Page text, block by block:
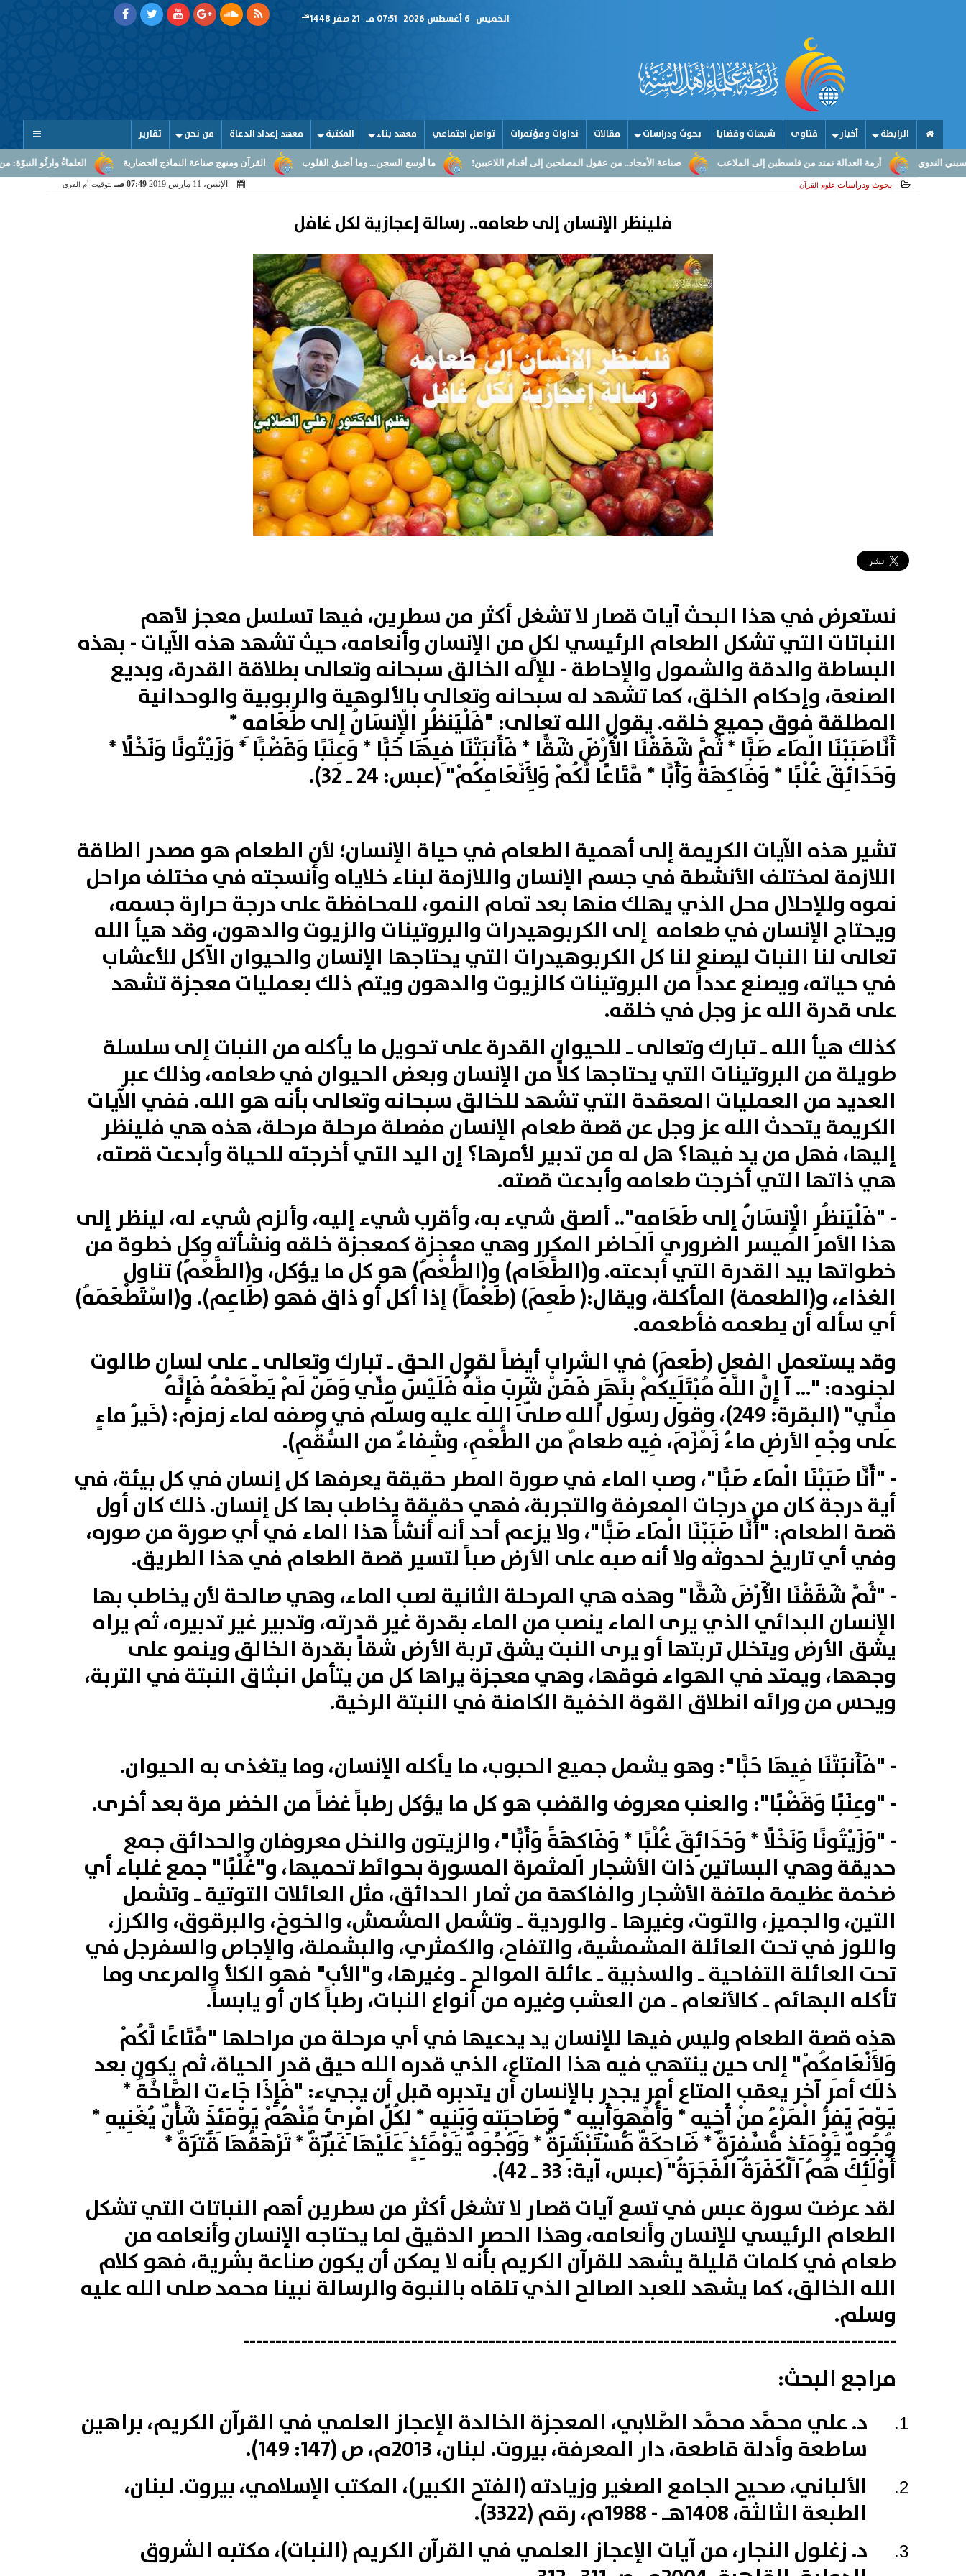
الخميس 07:51 مـ هـ
الرابطة أخبار فتاوى شبهات وقضايا بحوث ودراسات مقالات نداوات ومؤتمرات تواصل اجتماعي معهد بناء المكتبة معهد إعداد الدعاة من نحن تقارير
العلماءُ وارثُو النبوّة: من بلاغ القرآن ومنهج صناعة النماذج الحضارية ما أوسع السجن... وما أضيق القلوب صناعة الأمجاد.. من عقول المصلحين إلى أقدام اللاعبين! أزمة العدالة تمتد من فلسطين إلى الملاعب
بحوث ودراسات علوم القرآن الإثنين، 11 مارس 2019 07:49 صـ بتوقيت أم القرى
فلينظر الإنسان إلى طعامه.. رسالة إعجازية لكل غافل
نستعرض في هذا البحث آيات قصار لا تشغل أكثر من سطرين، فيها تسلسل معجز لأهم
النباتات التي تشكل الطعام الرئيسي لكلٍ من الإنسان وأنعامه، حيث تشهد هذه الآيات - بهذه
البساطة‏ والدقة‏‏ والشمول‏ والإحاطة‏ - للإله الخالق سبحانه وتعالى بطلاقة القدرة، وبديع
الصنعة، وإحكام الخلق، كما تشهد له سبحانه وتعالى بالألوهية والربوبية والوحدانية
المطلقة فوق جميع خلقه. يقول الله تعالى: "فَلْيَنظُرِالْإِنسَانُإلىطَعَامِهِ *
أَنَّاصَبَبْنَا الْمَاءصَبًّا * ثُمَّشَقَقْنَا الْأَرْضَشَقًّا * فَأَنبَتْنَا فِيهَا حَبًّا * وَعِنَبًا وَقَضْبًا * وَزَيْتُونًا وَنَخْلًا *
وَحَدَائِقَغُلْبًا * وَفَاكِهَةًوَأَبًّا * مَّتَاعًا لَّكُمْ وَلِأَنْعَامِكُمْ" (عبس: 24 ـ 32).
تشير هذه الآيات الكريمة إلى أهمية الطعام في حياة الإنسان؛ لأن الطعام هو مصدر الطاقة
اللازمة لمختلف الأنشطة في جسم الإنسان واللازمة لبناء خلاياه وأنسجته في مختلف مراحل
نموه وللإحلال محل الذي يهلك منها بعد تمام النمو، للمحافظة على درجة حرارة جسمه،
ويحتاج الإنسان في طعامه إلى الكربوهيدرات والبروتينات والزيوت والدهون، وقد هيأ الله
تعالى لنا النبات ليصنع لنا كل الكربوهيدرات التي يحتاجها الإنسان والحيوان الآكل للأعشاب
في حياته، ويصنع عدداً من البروتينات كالزيوت والدهون ويتم ذلك بعمليات معجزة تشهد
على قدرة الله عز وجل في خلقه.
كذلك هيأ الله ـ تبارك وتعالى ـ للحيوان القدرة على تحويل ما يأكله من النبات إلى سلسلة
طويلة من البروتينات التي يحتاجها كلاً من الإنسان وبعض الحيوان في طعامه، وذلك عبر
العديد من العمليات المعقدة التي تشهد للخالق سبحانه وتعالى بأنه هو الله. ففي الآيات
الكريمة يتحدث الله عز وجل عن قصة طعام الإنسان مفصلة مرحلة مرحلة، هذه هي فلينظر
إليها، فهل من يد فيها؟ هل له من تدبير لأمرها؟ إن اليد التي أخرجته للحياة وأبدعت قصته،
هي ذاتها التي أخرجت طعامه وأبدعت قصته.
-"فَلْيَنظُرِالْإِنسَانُإلىطَعَامِهِ".. ألصق شيء به، وأقرب شيء إليه، وألزم شيء له، لينظر إلى
هذا الأمر الميسر الضروري الحاضر المكرر وهي معجزة كمعجزة خلقه ونشأته وكل خطوة من
خطواتها بيد القدرة التي أبدعته. و(‏الطَّعَام‏)‏ و‏(‏الطُّعْمُ‏)‏ هو كل ما يؤكل‏، و‏(‏الطَّعْمُ‏)‏ تناول
الغذاء‏،‏ و‏(‏الطعمة‏)‏ المأكلة‏،‏ ويقال‏:(‏ طَعِمَ‏) (طَعْمَاً‏)‏ إذا أكل أو ذاق فهو‏ (‏طَاعِم‏).‏ و‏(‏اسْتَطْعَمَهُ‏)‏
أي سأله أن يطعمه فأطعمه‏.‏
وقد يستعمل الفعل ‏(‏طَعِمَ‏)‏ في الشراب أيضاً لقول الحق‏ ـ‏ تبارك وتعالى‏ ـ‏ على لسان طالوت
لجنوده‏: "...‏ آ إِنَّ اللَّهَ مُبْتَلِيكُمْ بِنَهَرٍ فَمَنْ شَرِبَ مِنْهُ فَلَيْسَ مِنِّي وَمَنْ لَمْ يَطْعَمْهُ فَإِنَّهُ
مِنِّي" (البقرة: 249)، وقول رسول الله صلّى الله عليه وسلّم في وصفه لماء زمزم: (خَيرُ ماءٍ
على وجْهِ الأرضِ ماءُ زَمْزَمَ، فِيه طعامٌ من الطُّعْمِ، وشِفاءٌ من السُّقْمِ).
- "أَنَّا صَبَبْنَا الْمَاءصَبًّا"، وصب الماء في صورة المطر حقيقة يعرفها كل إنسان في كل بيئة، في
أية درجة كان من درجات المعرفة والتجربة، فهي حقيقة يخاطب بها كل إنسان. ذلك كان أول
قصة الطعام: "أَنَّا صَبَبْنَا الْمَاء صَبًّا"، ولا يزعم أحد أنه أنشأ هذا الماء في أي صورة من صوره،
وفي أي تاريخ لحدوثه ولا أنه صبه على الأرض صباً لتسير قصة الطعام في هذا الطريق.
-"ثُمَّشَقَقْنَا الْأَرْضَشَقًّا" وهذه هي المرحلة الثانية لصب الماء، وهي صالحة لأن يخاطب بها
الإنسان البدائي الذي يرى الماء ينصب من الماء بقدرة غير قدرته، وتدبير غير تدبيره، ثم يراه
يشق الأرض ويتخلل تربتها أو يرى النبت يشق تربة الأرض شقاً بقدرة الخالق وينمو على
وجهها، ويمتد في الهواء فوقها، وهي معجزة يراها كل من يتأمل انبثاق النبتة في التربة،
ويحس من ورائه انطلاق القوة الخفية الكامنة في النبتة الرخية.
-"فَأَنبَتْنَا فِيهَا حَبًّا": وهو يشمل جميع الحبوب، ما يأكله الإنسان، وما يتغذى به الحيوان.
-"وعِنَبًا وَقَضْبًا": والعنب معروف والقضب هو كل ما يؤكل رطباً غضاً من الخضر مرة بعد أخرى.
-"وَزَيْتُونًا وَنَخْلًا * وَحَدَائِقَغُلْبًا * وَفَاكِهَةًوَأَبًّا"، والزيتون والنخل معروفان والحدائق جمع
حديقة وهي البساتين ذات الأشجار المثمرة المسورة بحوائط تحميها، و"غُلْبًا" جمع غلباء أي
ضخمة عظيمة ملتفة الأشجار والفاكهة من ثمار الحدائق، مثل العائلات التوتية ـ‏ وتشمل
التين‏، والجميز‏،‏ والتوت‏،‏ وغيرها‏ ـ‏ والوردية‏ ـ وتشمل المشمش‏،‏ والخوخ‏،‏ والبرقوق‏، والكرز‏،
واللوز في تحت العائلة المشمشية‏،‏ والتفاح‏، والكمثري،‏ والبشملة‏، والإجاص والسفرجل في
تحت العائلة التفاحية‏ ـ‏ والسذبية‏ ـ‏ عائلة الموالح‏ ـ‏ وغيرها‏، و"الأب" فهو الكلأ والمرعى‏‏ وما
تأكله البهائم ـ كالأنعام ـ من العشب‏‏ وغيره من أنواع النبات، رطباً كان أو يابساً.
هذه قصة الطعام وليس فيها للإنسان يد يدعيها في أي مرحلة من مراحلها "مَّتَاعًا لَّكُمْ
وَلِأَنْعَامِكُمْ"إلى حين ينتهي فيه هذا المتاع، الذي قدره الله حيق قدر الحياة، ثم يكون بعد
ذلك أمر آخر يعقب المتاع أمر يجدر بالإنسان أن يتدبره قبل أن يجيء: "فَإِذَا جَاءتِ الصَّاخَّةُ *
يَوْمَيَفِرُّالْمَرْءُمِنْأَخِيهِ * وَأُمِّهِوَأَبِيهِ * وَصَاحِبَتِهِوَبَنِيهِ * لِكُلِّ امْرِئٍمِّنْهُمْيَوْمَئِذٍشَأْنٌ يُغْنِيهِ *
وُجُوهٌيَوْمَئِذٍمُّسْفِرَةٌ * ضَاحِكَةٌمُّسْتَبْشِرَةٌ * وَوُجُوهٌ يَوْمَئِذٍعَلَيْهَاغَبَرَةٌ * تَرْهَقُهَاقَتَرَةٌ *
أُوْلَئِكَهُمُالْكَفَرَةُالْفَجَرَةُ"(عبس، آية: 33 ـ 42).
لقد عرضت سورة عبس في تسع آيات قصار لا تشغل أكثر من سطرين أهم النباتات التي تشكل
الطعام الرئيسي للإنسان وأنعامه، وهذا الحصر الدقيق لما يحتاجه الإنسان وأنعامه من
طعام في كلمات قليلة يشهد للقرآن الكريم بأنه لا يمكن أن يكون صناعة بشرية، فهو كلام
الله الخالق‏، كما يشهد للعبد الصالح الذي تلقاه بالنبوة والرسالة نبينا محمد صلى الله عليه
وسلم.
-----------------------------------------------------------------------------------------------------
مراجع البحث:
د. علي محمَّد محمَّد الصَّلابي، المعجزة الخالدة الإعجاز العلمي في القرآن الكريم، براهين
ساطعة وأدلة قاطعة، دار المعرفة، بيروت. لبنان، 2013م، ص (147: 149).
الألباني، صحيح الجامع الصغير وزيادته (الفتح الكبير)، المكتب الإسلامي، بيروت. لبنان،
الطبعة الثالثة، 1408هـ - 1988م، رقم (3322).
د. زغلول النجار، من آيات الإعجاز العلمي في القرآن الكريم (النبات)، مكتبه الشروق